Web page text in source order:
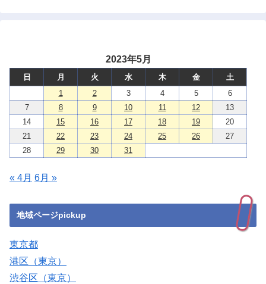
2023年5月
日 月 火 水 木 金
土
1
2 3 4 5
6
7
8 9 10 11 12
13
14
15 16 17 18 19
20
21
22 23 24 25 26
27
28
29 30 31
« 4月 6月 »
地域ページpickup
東京都
港区（東京）
渋谷区（東京）